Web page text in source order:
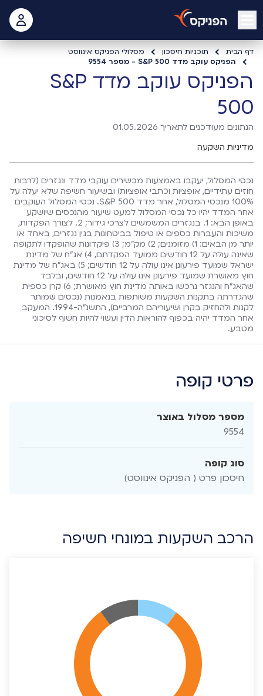
open mobile menu
דף הבית תוכניות חיסכון
מסלולי הפניקס אינווסט
הפניקס עוקב מדד S&P 500 - מספר 9554
הפניקס עוקב מדד S&P
500
הנתונים מעודכנים לתאריך 01.05.2026
מדיניות השקעה
נכסי המסלול, יעקבו באמצעות מכשירים עוקבי מדד ונגזרים (לרבות
חוזים עתידיים, אופציות וכתבי אופציות) ובשיעור חשיפה שלא יעלה על
100% מנכסי המסלול, אחר מדד 500 S&P. נכסי המסלול העוקבים
אחר המדד יהיו כל נכסי המסלול למעט שיעור מהנכסים שיושקע
באופן הבא: 1. בנגזרים המשמשים לצרכי גידור; 2. לצורך הפקדות,
משיכות והעברות כספים או טיפול בביטחונות בגין נגזרים, באחד או
יותר מן הבאים: 1) מזומנים; 2) מק"מ; 3) פיקדונות שהופקדו לתקופה
שאינה עולה על 12 חודשים ממועד הפקדתם, 4) אג"ח של מדינת
ישראל שמועד פירעונן אינו עולה על 12 חודשים; 5) באג"ח של מדינת
חוץ מאושרת שמועד פירעונן אינו עולה על 12 חודשים, ובלבד
שהאג"ח והנגזר נרכשו באותה מדינת חוץ מאושרת; 6) קרן כספית
שהגדרתה בתקנות השקעות משותפות בנאמנות (נכסים שמותר
לקנות ולהחזיק בקרן ושיעוריהם המרביים), התשנ"ה-1994. המעקב
אחר המדד יהיה בכפוף להוראות הדין ועשוי להיות חשוף לסיכוני
מטבע.
פרטי קופה
מספר מסלול באוצר
9554
סוג קופה
חיסכון פרט ( הפניקס אינווסט)
הרכב השקעות במונחי חשיפה